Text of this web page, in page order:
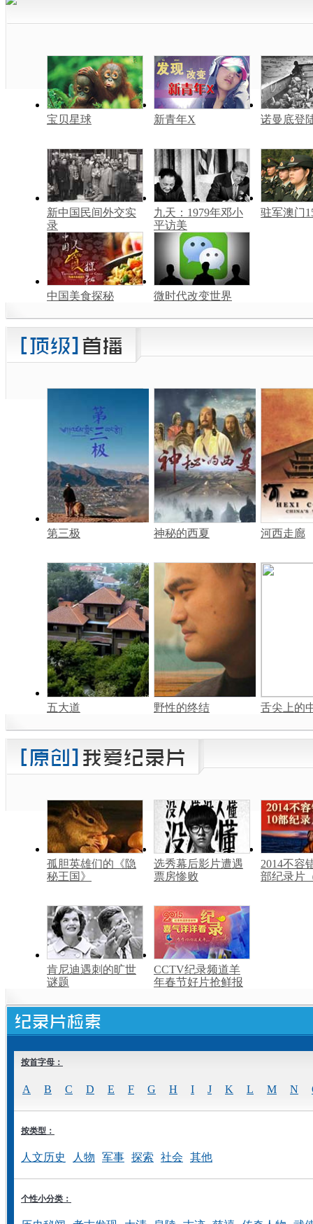
宝贝星球 新青年X 诺曼底登
新中国民间外交实
录
九天：1979年邓小
平访美
驻军澳门
中国美食探秘 微时代改变世界
第三极 神秘的西夏 河西走廊
五大道 野性的终结 舌尖上的
孤胆英雄们的《隐
秘王国》
选秀幕后影片遭遇
票房惨败
2014不容
部纪录片
肯尼迪遇刺的旷世
谜题
CCTV纪录频道羊
年春节好片抢鲜报
按首字母：
A B C D E F G H I J K L M N
按类型：
人文历史 人物 军事 探索 社会 其他
个性小分类：